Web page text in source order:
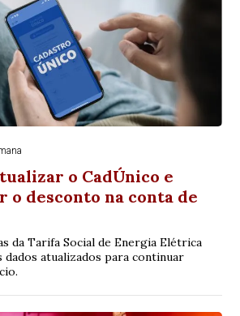
o CadÚnico e
desconto na conta de
da Tarifa Social de Energia Elétrica
dados atualizados para continuar